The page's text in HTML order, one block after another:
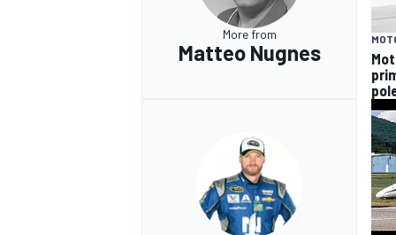
More from
Matteo Nugnes